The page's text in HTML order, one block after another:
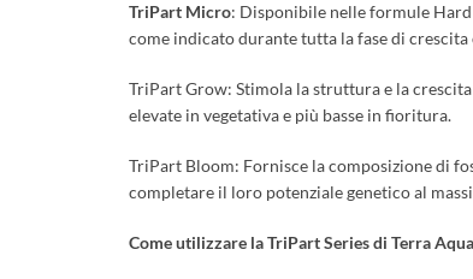
TriPart Micro: Disponibile nelle formule
come indicato durante tutta la fase di
TriPart Grow: Stimola la struttura e la
elevate in vegetativa e più basse in fioritura.
TriPart Bloom: Fornisce la composizione di
completare il loro potenziale genetico al
Come utilizzare la TriPart Series di Terra